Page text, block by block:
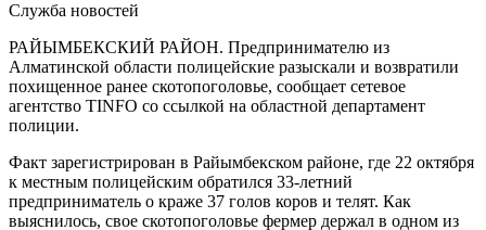
Служба новостей
РАЙЫМБЕКСКИЙ РАЙОН. Предпринимателю из
Алматинской области полицейские разыскали и возвратили
похищенное ранее скотопоголовье, сообщает сетевое
агентство TINFO со ссылкой на областной департамент
полиции.
Факт зарегистрирован в Райымбекском районе, где 22 октября
к местным полицейским обратился 33-летний
предприниматель о краже 37 голов коров и телят. Как
выяснилось, свое скотопоголовье фермер держал в одном из